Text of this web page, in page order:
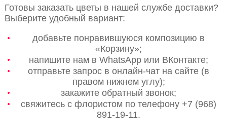
Готовы заказать цветы в нашей службе доставки?
Выберите удобный вариант:
добавьте понравившуюся композицию в
«Корзину»;
напишите нам в WhatsApp или ВКонтакте;
отправьте запрос в онлайн-чат на сайте (в
правом нижнем углу);
закажите обратный звонок;
свяжитесь с флористом по телефону +7 (968)
891-19-11.